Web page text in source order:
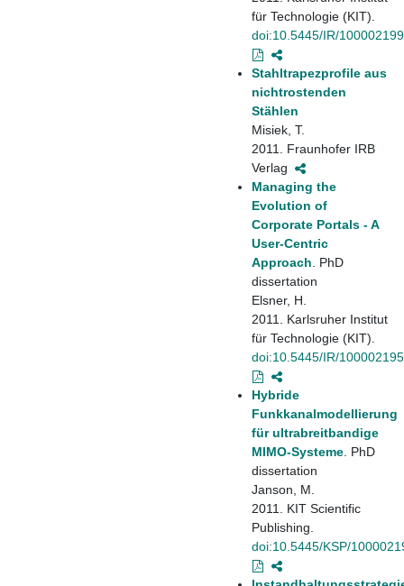
für Technologie (KIT).
doi:10.5445/IR/
Stahltrapezprofile aus
nichtrostenden
Stählen
Misiek, T.
2011. Fraunhofer IRB
Verlag
Managing the
Evolution of
Corporate Portals - A
User-Centric
Approach . PhD
dissertation
Elsner, H.
2011. Karlsruher Institut
für Technologie (KIT).
doi:10.5445/IR/
Hybride
Funkkanalmodellierung
für ultrabreitbandige
MIMO-Systeme . PhD
dissertation
Janson, M.
2011. KIT Scientific
Publishing.
doi:10.5445/KSP/